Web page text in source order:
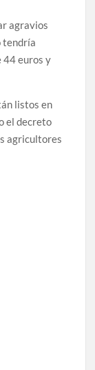
agravios
tendría
44 euros y
listos en
el decreto
agricultores